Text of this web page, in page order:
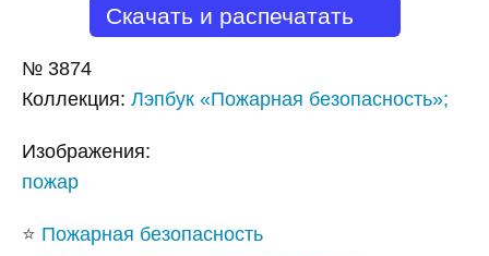
Скачать и распечатать
№ 3874
Коллекция: Лэпбук «Пожарная безопасность»;
Изображения:
пожар
⭐ Пожарная безопасность